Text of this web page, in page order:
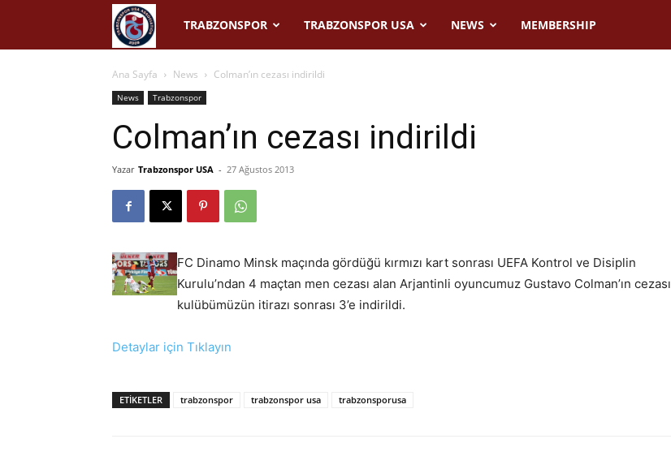
Trabzonspor
USA
TRABZONSPOR TRABZONSPOR USA NEWS MEMBERSHIP
Ana Sayfa News Colman’ın cezası indirildi
News Trabzonspor
Colman’ın cezası indirildi
Yazar Trabzonspor USA - 27 Ağustos 2013
FC Dinamo Minsk maçında gördüğü kırmızı kart sonrası UEFA Kontrol ve Disiplin
Kurulu’ndan 4 maçtan men cezası alan Arjantinli oyuncumuz Gustavo Colman’ın cezası
kulübümüzün itirazı sonrası 3’e indirildi.
Detaylar için Tıklayın
ETIKETLER trabzonspor trabzonspor usa trabzonsporusa